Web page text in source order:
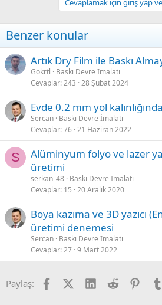
Cevaplamak için giriş yap
Benzer konular
Artık Dry Film ile Baskı
Gokrtl
Baskı Devre İmalatı
Cevaplar 243 28 Şubat 2024
Evde 0.2 mm yol
Sercan Baskı Devre İmalatı
Cevaplar 76 21 Haziran 2022
S
Alüminyum folyo ve lazer
üretimi
serkan_48 Baskı Devre İmalatı
Cevaplar 15 20 Aralık 2020
Boya kazıma ve 3D yazıcı
üretimi denemesi
Sercan Baskı Devre İmalatı
Cevaplar 27 9 Mart 2022
Paylaş: FacebookX (Twitter)
LinkedIn
Reddit